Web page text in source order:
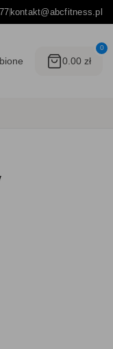
kontakt@abcfitness.pl
0
0.00 zł